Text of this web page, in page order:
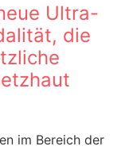
Ultra-
die
im Bereich der